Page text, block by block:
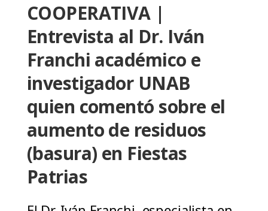
COOPERATIVA |
Entrevista al Dr. Iván
Franchi académico e
investigador UNAB
quien comentó sobre el
aumento de residuos
(basura) en Fiestas
Patrias